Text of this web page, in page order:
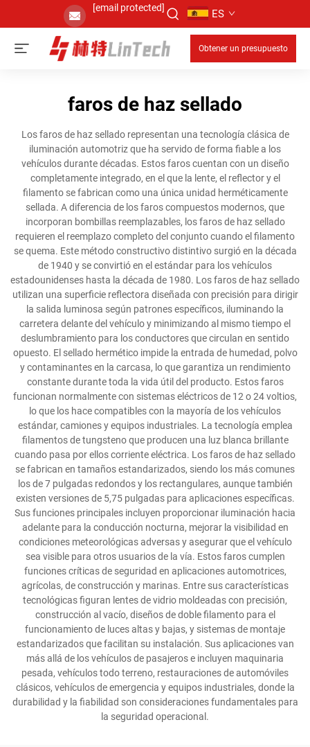
[email protected] ES
Obtener un presupuesto
faros de haz sellado
Los faros de haz sellado representan una tecnología clásica de
iluminación automotriz que ha servido de forma fiable a los
vehículos durante décadas. Estos faros cuentan con un diseño
completamente integrado, en el que la lente, el reflector y el
filamento se fabrican como una única unidad herméticamente
sellada. A diferencia de los faros compuestos modernos, que
incorporan bombillas reemplazables, los faros de haz sellado
requieren el reemplazo completo del conjunto cuando el filamento
se quema. Este método constructivo distintivo surgió en la década
de 1940 y se convirtió en el estándar para los vehículos
estadounidenses hasta la década de 1980. Los faros de haz sellado
utilizan una superficie reflectora diseñada con precisión para dirigir
la salida luminosa según patrones específicos, iluminando la
carretera delante del vehículo y minimizando al mismo tiempo el
deslumbramiento para los conductores que circulan en sentido
opuesto. El sellado hermético impide la entrada de humedad, polvo
y contaminantes en la carcasa, lo que garantiza un rendimiento
constante durante toda la vida útil del producto. Estos faros
funcionan normalmente con sistemas eléctricos de 12 o 24 voltios,
lo que los hace compatibles con la mayoría de los vehículos
estándar, camiones y equipos industriales. La tecnología emplea
filamentos de tungsteno que producen una luz blanca brillante
cuando pasa por ellos corriente eléctrica. Los faros de haz sellado
se fabrican en tamaños estandarizados, siendo los más comunes
los de 7 pulgadas redondos y los rectangulares, aunque también
existen versiones de 5,75 pulgadas para aplicaciones específicas.
Sus funciones principales incluyen proporcionar iluminación hacia
adelante para la conducción nocturna, mejorar la visibilidad en
condiciones meteorológicas adversas y asegurar que el vehículo
sea visible para otros usuarios de la vía. Estos faros cumplen
funciones críticas de seguridad en aplicaciones automotrices,
agrícolas, de construcción y marinas. Entre sus características
tecnológicas figuran lentes de vidrio moldeadas con precisión,
construcción al vacío, diseños de doble filamento para el
funcionamiento de luces altas y bajas, y sistemas de montaje
estandarizados que facilitan su instalación. Sus aplicaciones van
más allá de los vehículos de pasajeros e incluyen maquinaria
pesada, vehículos todo terreno, restauraciones de automóviles
clásicos, vehículos de emergencia y equipos industriales, donde la
durabilidad y la fiabilidad son consideraciones fundamentales para
la seguridad operacional.